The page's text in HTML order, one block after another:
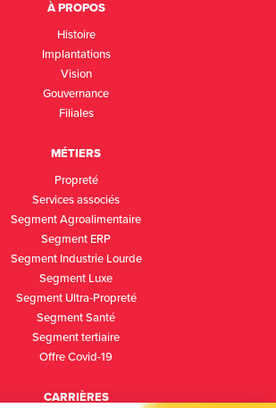
À PROPOS
Histoire
Implantations
Vision
Gouvernance
Filiales
MÉTIERS
Propreté
Services associés
Segment Agroalimentaire
Segment ERP
Segment Industrie Lourde
Segment Luxe
Segment Ultra-Propreté
Segment Santé
Segment tertiaire
Offre Covid-19
CARRIÈRES